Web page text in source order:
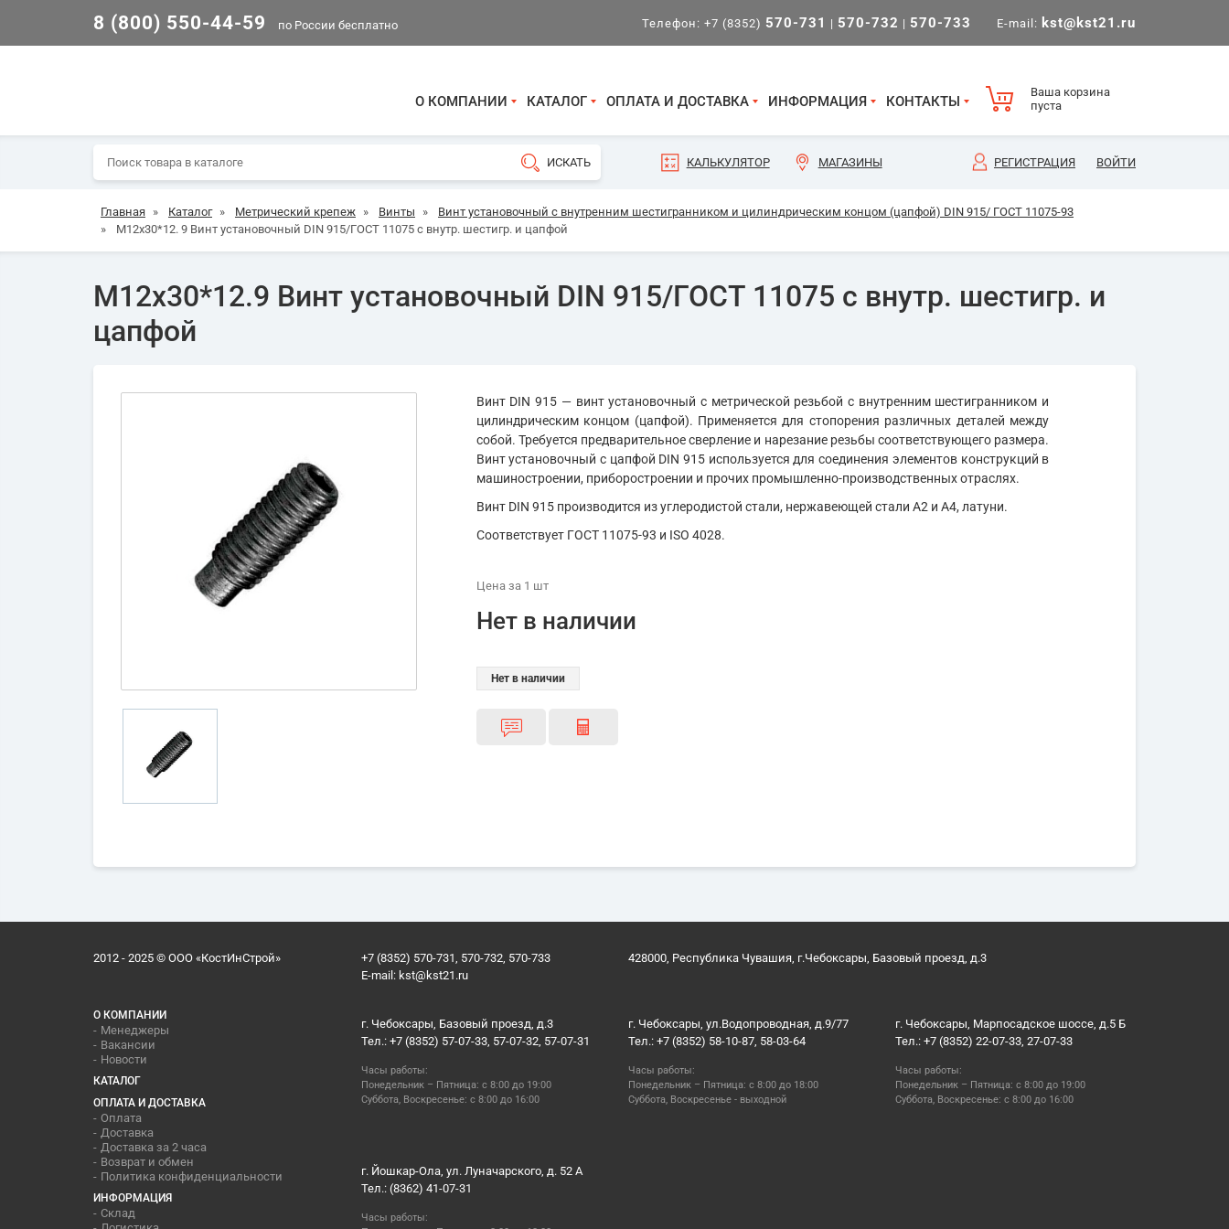
8 (800) 550-44-59 по России бесплатно Телефон: +7 (8352) 570-731 | 570-732 | 570-733 E-mail: kst@kst21.ru
О КОМПАНИИ КАТАЛОГ ОПЛАТА И ДОСТАВКА ИНФОРМАЦИЯ КОНТАКТЫ
Ваша корзина
пуста
КАЛЬКУЛЯТОР МАГАЗИНЫ РЕГИСТРАЦИЯ ВОЙТИ
Главная » Каталог » Метрический крепеж » Винты »
Винт установочный с внутренним шестигранником и цилиндрическим концом (цапфой) DIN 915/ ГОСТ 11075-93
»
М12х30*12. 9 Винт установочный DIN 915/ГОСТ 11075 с внутр. шестигр. и цапфой
М12х30*12.9 Винт установочный DIN 915/ГОСТ 11075 с внутр. шестигр. и
цапфой
Винт DIN 915 — винт установочный с метрической резьбой с внутренним шестигранником и
цилиндрическим концом (цапфой). Применяется для стопорения различных деталей между
собой. Требуется предварительное сверление и нарезание резьбы соответствующего размера.
Винт установочный с цапфой DIN 915 используется для соединения элементов конструкций в
машиностроении, приборостроении и прочих промышленно-производственных отраслях.
Винт DIN 915 производится из углеродистой стали, нержавеющей стали А2 и А4, латуни.
Соответствует ГОСТ 11075-93 и ISO 4028.
Цена за 1 шт
Нет в наличии
Нет в наличии
2012 - 2025 © ООО «КостИнСтрой»
+7 (8352) 570-731, 570-732, 570-733
E-mail: kst@kst21.ru
428000, Республика Чувашия, г.Чебоксары, Базовый проезд, д.3
О КОМПАНИИ
Менеджеры
Вакансии
Новости
КАТАЛОГ
ОПЛАТА И ДОСТАВКА
Оплата
Доставка
Доставка за 2 часа
Возврат и обмен
Политика конфиденциальности
ИНФОРМАЦИЯ
Склад
г. Чебоксары, Базовый проезд, д.3
Тел.: +7 (8352) 57-07-33, 57-07-32, 57-07-31
Часы работы:
Понедельник – Пятница: с 8:00 до 19:00
Суббота, Воскресенье: с 8:00 до 16:00
г. Чебоксары, ул.Водопроводная, д.9/77
Тел.: +7 (8352) 58-10-87, 58-03-64
Часы работы:
Понедельник – Пятница: с 8:00 до 18:00
Суббота, Воскресенье - выходной
г. Чебоксары, Марпосадское шоссе, д.5 Б
Тел.: +7 (8352) 22-07-33, 27-07-33
Часы работы:
Понедельник – Пятница: с 8:00 до 19:00
Суббота, Воскресенье: с 8:00 до 16:00
г. Йошкар-Ола, ул. Луначарского, д. 52 А
Тел.: (8362) 41-07-31
Часы работы: